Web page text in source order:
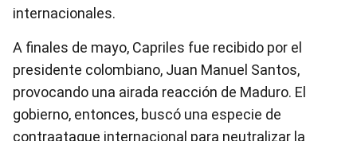
internacionales.
A finales de mayo, Capriles fue recibido por el
presidente colombiano, Juan Manuel Santos,
provocando una airada reacción de Maduro. El
gobierno, entonces, buscó una especie de
contraataque internacional para neutralizar la